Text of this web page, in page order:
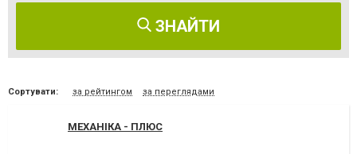
ЗНАЙТИ
Сортувати: за рейтингом за переглядами
МЕХАНІКА - ПЛЮС